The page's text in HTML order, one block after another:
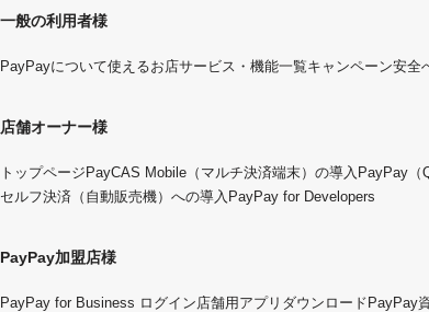
一般の利用者様
PayPayについて使えるお店サービス・機能一覧キャンペーン安全
店舗オーナー様
トップページ PayCAS Mobile（マルチ決済端末）の導入 PayPay（
セルフ決済（自動販売機）への導入 PayPay for Developers
PayPay加盟店様
PayPay for Business ログイン店舗用アプリダウンロード PayPay